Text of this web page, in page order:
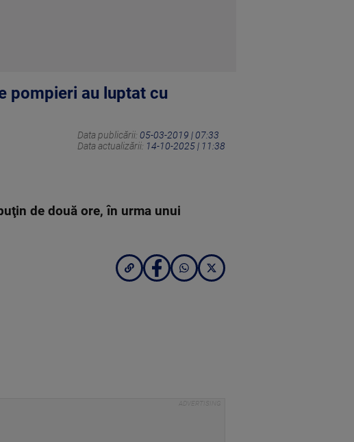
pompieri au luptat cu
Data publicării: 05-03-2019 | 07:33
Data actualizării: 14-10-2025 | 11:38
de două ore, în urma unui